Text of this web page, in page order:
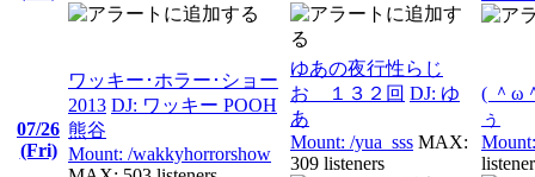
07/26
(Fri)
ワッキー･ホラー･ショー
2013 DJ: ワッキー POOH
熊谷
Mount: /wakkyhorrorshow
ゆあの夜行性らじ
お １３２回 DJ: ゆ
あ
Mount: /yua_sss MAX:
309 listeners
( ＾ω
ぅ